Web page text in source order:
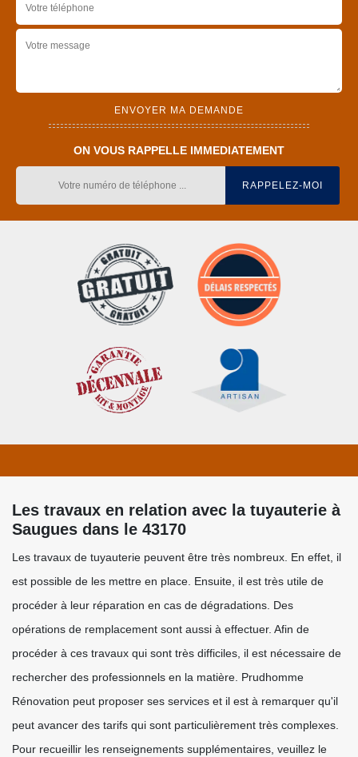
ON VOUS RAPPELLE IMMEDIATEMENT
Les travaux en relation avec la tuyauterie à
Saugues dans le 43170
Les travaux de tuyauterie peuvent être très nombreux. En effet, il
est possible de les mettre en place. Ensuite, il est très utile de
procéder à leur réparation en cas de dégradations. Des
opérations de remplacement sont aussi à effectuer. Afin de
procéder à ces travaux qui sont très difficiles, il est nécessaire de
rechercher des professionnels en la matière. Prudhomme
Rénovation peut proposer ses services et il est à remarquer qu'il
peut avancer des tarifs qui sont particulièrement très complexes.
Pour recueillir les renseignements supplémentaires, veuillez le